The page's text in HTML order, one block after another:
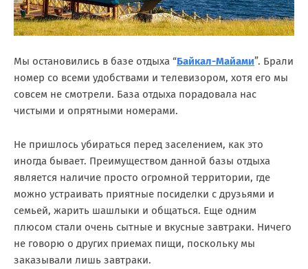
Мы остановились в базе отдыха “Байкал-Майами”. Брали
номер со всеми удобствами и телевизором, хотя его мы
совсем не смотрели. База отдыха порадовала нас
чистыми и опрятными номерами.
Не пришлось убираться перед заселением, как это
иногда бывает. Преимуществом данной базы отдыха
является наличие просто огромной территории, где
можно устраивать приятные посиделки с друзьями и
семьей, жарить шашлыки и общаться. Еще одним
плюсом стали очень сытные и вкусные завтраки. Ничего
не говорю о других приемах пищи, поскольку мы
заказывали лишь завтраки.